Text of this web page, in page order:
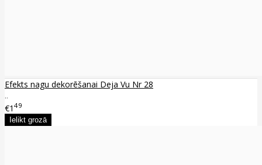
Efekts nagu dekorēšanai Deja Vu Nr 28
..
€1 49